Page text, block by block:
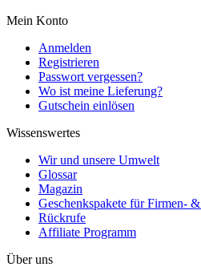
Mein Konto
Anmelden
Registrieren
Passwort vergessen?
Wo ist meine Lieferung?
Gutschein einlösen
Wissenswertes
Wir und unsere Umwelt
Glossar
Magazin
Geschenkspakete für Firmen-
Rückrufe
Affiliate Programm
Über uns